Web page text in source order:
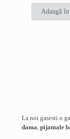
Adaugă în
La noi gasesti o
dama, pijamale